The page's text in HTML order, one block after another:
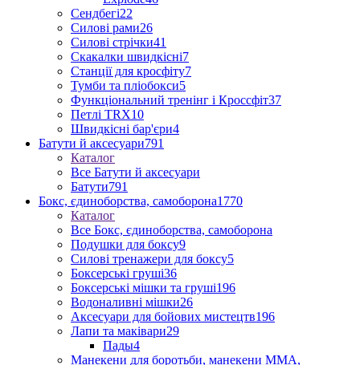
Сендбегі22
Силові рами26
Силові стрічки41
Скакалки швидкісні7
Станції для кросфіту7
Тумби та пліобокси5
Функціональний тренінг і Кроссфіт37
Петлі TRX10
Швидкісні бар'єри4
Батути й аксесуари791
Каталог
Все Батути й аксесуари
Батути791
Бокс, єдиноборства, самоборона1770
Каталог
Все Бокс, єдиноборства, самоборона
Подушки для боксу9
Силові тренажери для боксу5
Боксерські груші36
Боксерські мішки та груші196
Водоналивні мішки26
Аксесуари для бойових мистецтв196
Лапи та маківари29
Пады4
Манекени для боротьби, манекени ММА,